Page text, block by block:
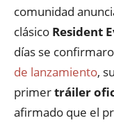
comunidad
clásico Resident
días se
de lanzamiento, su
primertráiler
afirmado que el